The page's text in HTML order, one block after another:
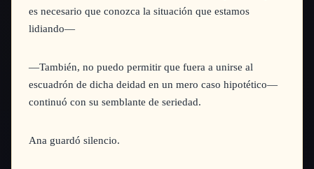
es necesario que conozca la situación que estamos
lidiando—
—También, no puedo permitir que fuera a unirse al
escuadrón de dicha deidad en un mero caso hipotético—
continuó con su semblante de seriedad.
Ana guardó silencio.